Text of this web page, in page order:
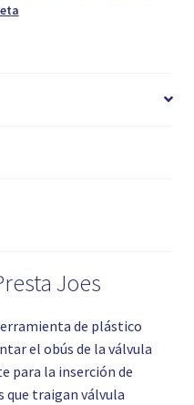
Joes
de plástico
el obús de la válvula
para la inserción de
que traigan válvula